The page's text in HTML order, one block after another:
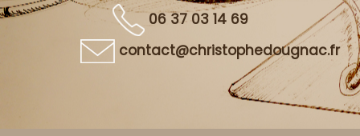
06 37 03 14 69
contact@christophedougnac.fr